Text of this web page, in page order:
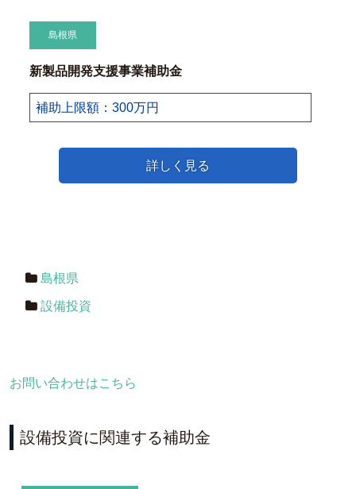
島根県
新製品開発支援事業補助金
補助上限額：300万円
詳しく見る
島根県
設備投資
お問い合わせはこちら
設備投資に関連する補助金